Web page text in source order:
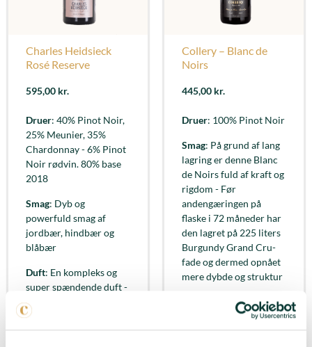
Charles Heidsieck
Rosé Reserve
595,00 kr.
Druer: 40% Pinot Noir,
25% Meunier, 35%
Chardonnay - 6% Pinot
Noir rødvin. 80% base
2018
Smag: Dyb og
powerfuld smag af
jordbær, hindbær og
blåbær
Duft: En kompleks og
super spændende duft -
Med noter af
hjemmelavet
jordbærmarmelade og
Collery – Blanc de
Noirs
445,00 kr.
Druer: 100% Pinot Noir
Smag: På grund af lang
lagring er denne Blanc
de Noirs fuld af kraft og
rigdom - Før
andengæringen på
flaske i 72 måneder har
den lagret på 225 liters
Burgundy Grand Cru-
fade og dermed opnået
mere dybde og struktur
: Masser af røde
frugter - Intens næse -
Frisk og udtryksfuld på